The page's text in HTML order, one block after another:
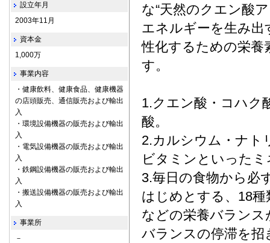
な“天然のクエン酸
エネルギーを生み出
性化するための栄
す。
1.クエン酸・コハク
酸。
2.カルシウム・ナト
ビタミンといった
3.毎日の食物から必
はじめとする、18
などの栄養バラン
バランスの停滞を招
設立年月
2003年11月
資本金
1,000万
事業内容
・健康飲料、健康食品、健康機器
の店頭販売、通信販売および輸出
入
・環境設備機器の販売および輸出
入
・電気設備機器の販売および輸出
入
・鉄鋼設備機器の販売および輸出
入
・搬送設備機器の販売および輸出
入
事業所
－